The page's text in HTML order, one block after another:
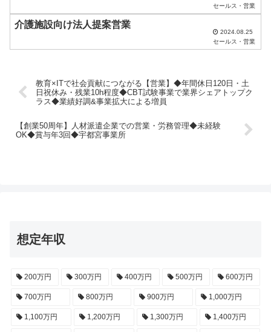
セールス・営業
介護施設向け法人提案営業
2024.08.25
セールス・営業
教育×ITで社会貢献につながる【営業】◆年間休日120日・土
日祝休み・残業10h程度◆CBT試験事業で業界シェアトップク
ラス◆業績好調&事業拡大による増員
【創業50周年】人材派遣企業での営業・労務管理◆未経験
OK◆賞与年3回◆宇都宮事業所
想定年収
200万円 300万円 400万円 500万円 600万円
700万円 800万円 900万円 1,000万円
1,100万円 1,200万円 1,300万円 1,400万円